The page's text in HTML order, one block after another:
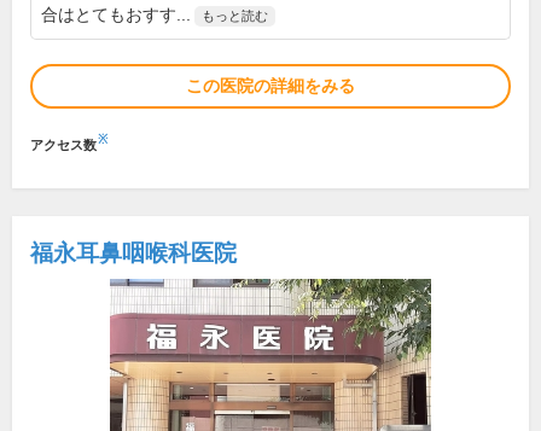
合はとてもおすす...
もっと読む
この医院の詳細をみる
アクセス数※
福永耳鼻咽喉科医院